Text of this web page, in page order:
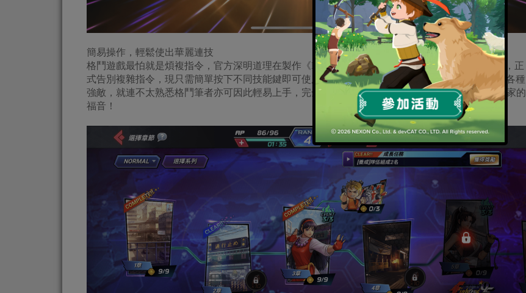
簡易操作，輕鬆使出華麗連技
格鬥遊戲最怕就是煩複指令，官方深明道理在製作《KOF ALLSTAR》時亦打破傳統格鬥遊戲概念，正
式告別複雜指令，現只需簡單按下不同技能鍵即可使用實現各種Combo連技，輕鬆使出必殺技打敗各種
強敵，就連不太熟悉格鬥筆者亦可因此輕易上手，完全不怕忘記必殺技按法而被打爆，真是手殘玩家的
福音！